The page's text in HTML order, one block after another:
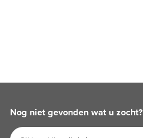
Nog niet gevonden wat u zocht?
Zoeken op website